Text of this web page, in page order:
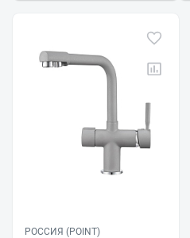
РОССИЯ (POINT)